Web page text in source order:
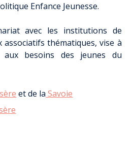
Enfance Jeunesse.
avec les institutions de
thématiques, vise à
besoins des jeunes du
et de la Savoie